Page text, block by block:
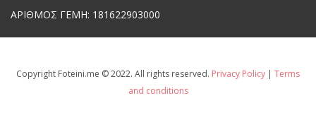
ΑΡΙΘΜΟΣ ΓΕΜΗ: 181622903000
Copyright Foteini.me © 2022. All rights reserved. Privacy Policy | Terms
and conditions